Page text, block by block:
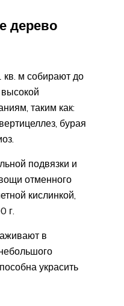
дерево
кв. м собирают до
таким как:
бурая
подвязки и
отменного
кислинкой,
г.
в
украсить